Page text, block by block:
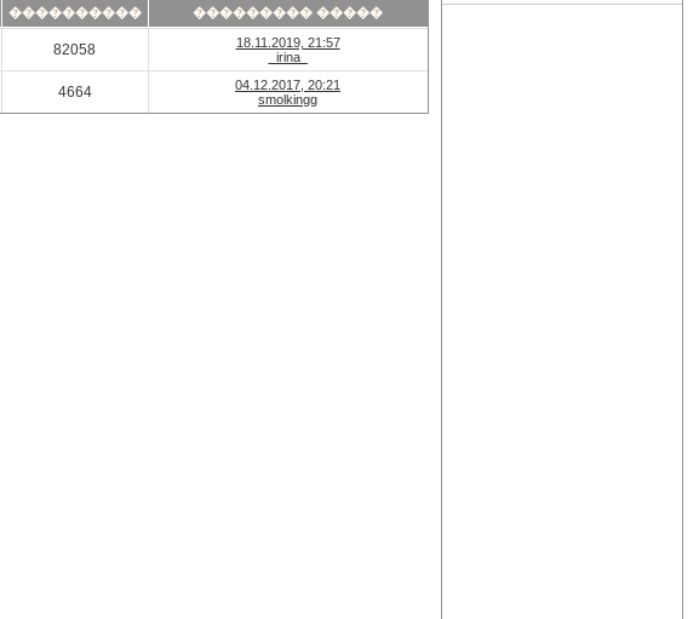
���������� ��������� �����
82058
18.11.2019, 21:57
_irina_
4664
04.12.2017, 20:21
smolkingg